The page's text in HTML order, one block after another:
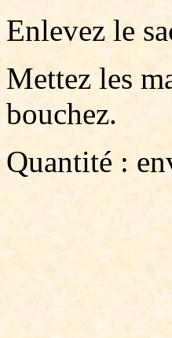
Enlevez le
Mettez les
bouchez.
Quantité :